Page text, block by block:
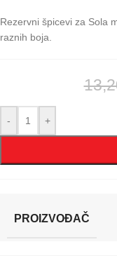
Rezervni špicevi za Sola
raznih boja.
- +
PROIZVOĐAČ